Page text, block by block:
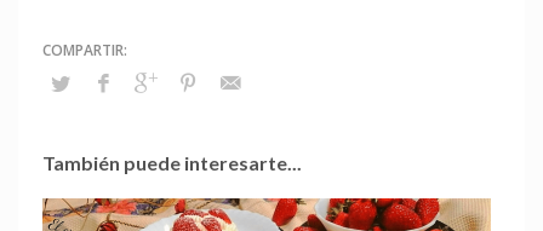
También puede interesarte...